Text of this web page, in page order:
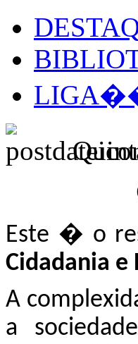
Este � o
Cidadania
A
a sociedad